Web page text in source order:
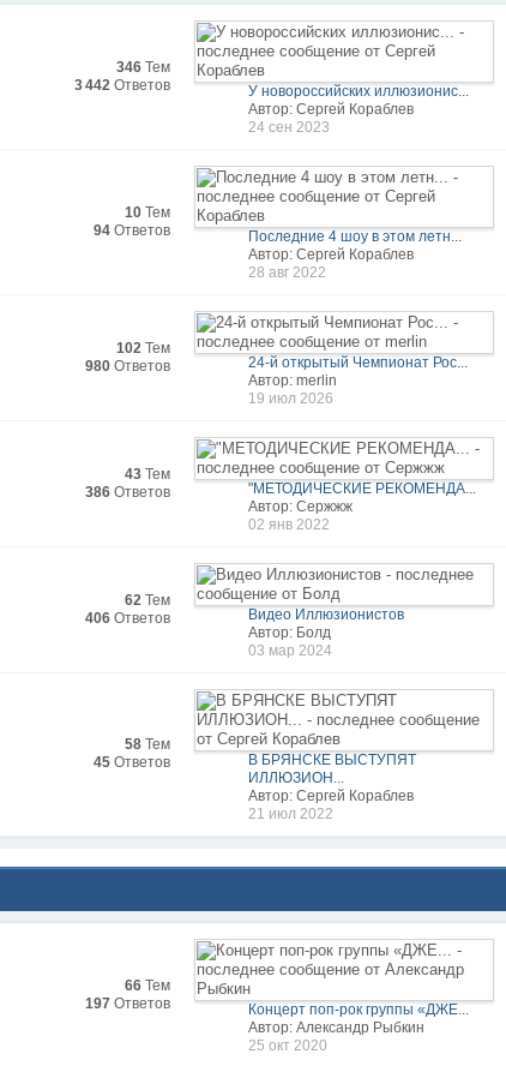
346 Тем
3 442 Ответов
У новороссийских иллюзионис...
Автор: Сергей Кораблев
24 сен 2023
10 Тем
94 Ответов
Последние 4 шоу в этом летн...
Автор: Сергей Кораблев
28 авг 2022
102 Тем
980 Ответов
24-й открытый Чемпионат Рос...
Автор: merlin
19 июл 2026
43 Тем
386 Ответов
"МЕТОДИЧЕСКИЕ РЕКОМЕНДА...
Автор: Сержжж
02 янв 2022
62 Тем
406 Ответов
Видео Иллюзионистов
Автор: Болд
03 мар 2024
58 Тем
45 Ответов
В БРЯНСКЕ ВЫСТУПЯТ
ИЛЛЮЗИОН...
Автор: Сергей Кораблев
21 июл 2022
66 Тем
197 Ответов
Концерт поп-рок группы «ДЖЕ...
Автор: Александр Рыбкин
25 окт 2020